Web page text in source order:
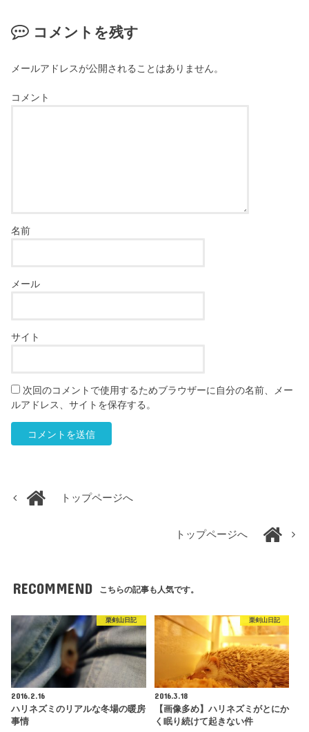
コメントを残す
メールアドレスが公開されることはありません。
コメント
名前
メール
サイト
次回のコメントで使用するためブラウザーに自分の名前、メー
ルアドレス、サイトを保存する。
トップページへ
トップページへ
RECOMMEND こちらの記事も人気です。
栗剣山日記
2016.2.16
ハリネズミのリアルな冬場の暖房
事情
栗剣山日記
2016.3.18
【画像多め】ハリネズミがとにか
く眠り続けて起きない件